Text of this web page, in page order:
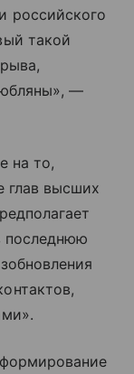
российского
такой
—
на то,
глав высших
последнюю